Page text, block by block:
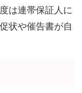
は連帯保証人に
状や催告書が自